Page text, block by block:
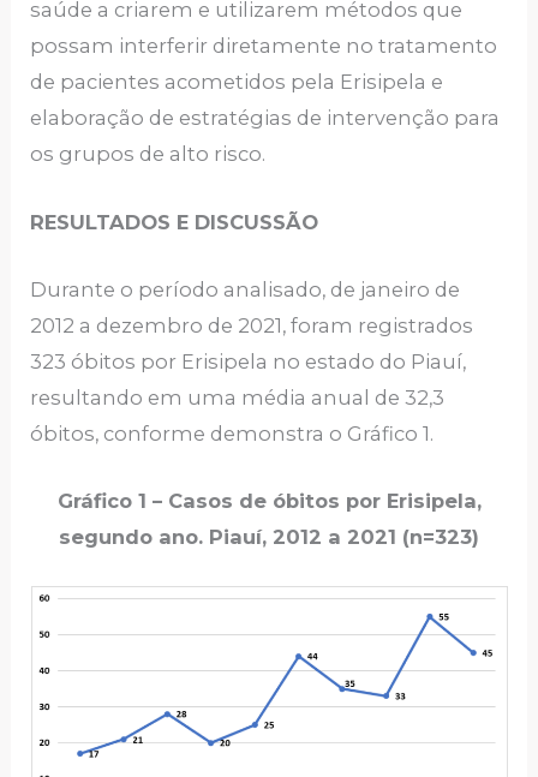
saúde a criarem e utilizarem métodos que
possam interferir diretamente no tratamento
de pacientes acometidos pela Erisipela e
elaboração de estratégias de intervenção para
os grupos de alto risco.
RESULTADOS E DISCUSSÃO
Durante o período analisado, de janeiro de
2012 a dezembro de 2021, foram registrados
323 óbitos por Erisipela no estado do Piauí,
resultando em uma média anual de 32,3
óbitos, conforme demonstra o Gráfico 1.
Gráfico 1 – Casos de óbitos por Erisipela,
segundo ano. Piauí, 2012 a 2021 (n=323)